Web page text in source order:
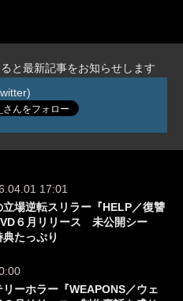
と最新記事をお知らせします
17:01
場逆転スリラー『HELP／復讐
６月リリース 未公開シー
たっぷり
ーホラー『WEAPONS／ウェ